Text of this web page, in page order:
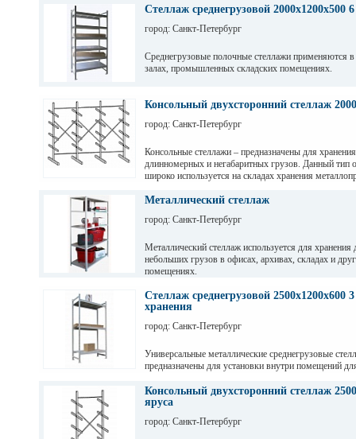
Стеллаж среднегрузовой 2000х1200х500
город: Санкт-Петербург
Среднегрузовые полочные стеллажи применяются
залах, промышленных складских помещениях.
зависимости от длины. Полочные стеллажи состоят
краской. Уровни хранения могут регулировать по
Консольный двухсторонний стеллаж
город: Санкт-Петербург
Консольные стеллажи – предназначены для хранения
длинномерных и негабаритных грузов. Данный тип
широко используется на складах хранения
Металлический стеллаж
город: Санкт-Петербург
Металлический стеллаж используется для хранения
небольших грузов в офисах, архивах, складах и
помещениях.
Стеллаж среднегрузовой 2500х1200х600
хранения
город: Санкт-Петербург
Универсальные металлические среднегрузовые
предназначены для установки внутри помещений
промышленных предприятиях.
Консольный двухсторонний стеллаж
яруса
город: Санкт-Петербург